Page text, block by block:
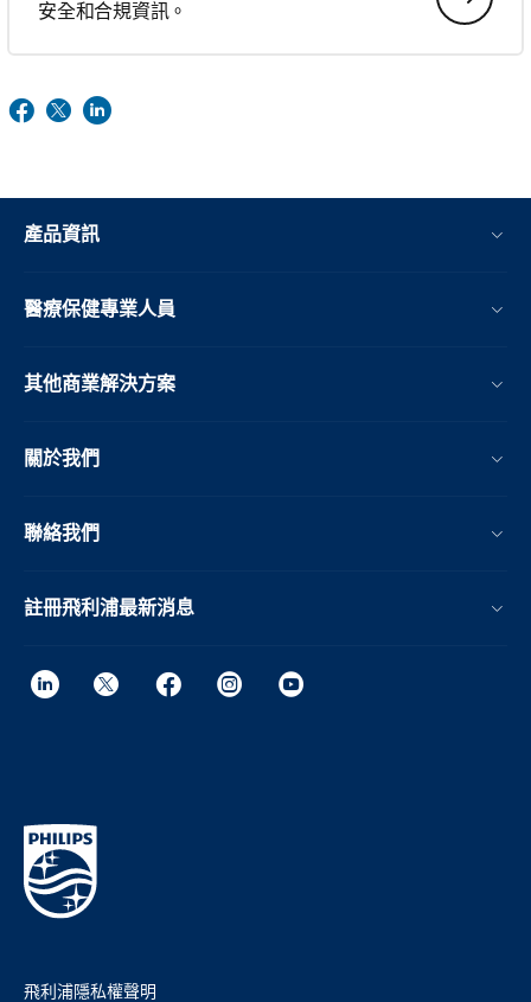
安全和合規資訊。
產品資訊
醫療保健專業人員
其他商業解決方案
關於我們
聯絡我們
註冊飛利浦最新消息
飛利浦隱私權聲明